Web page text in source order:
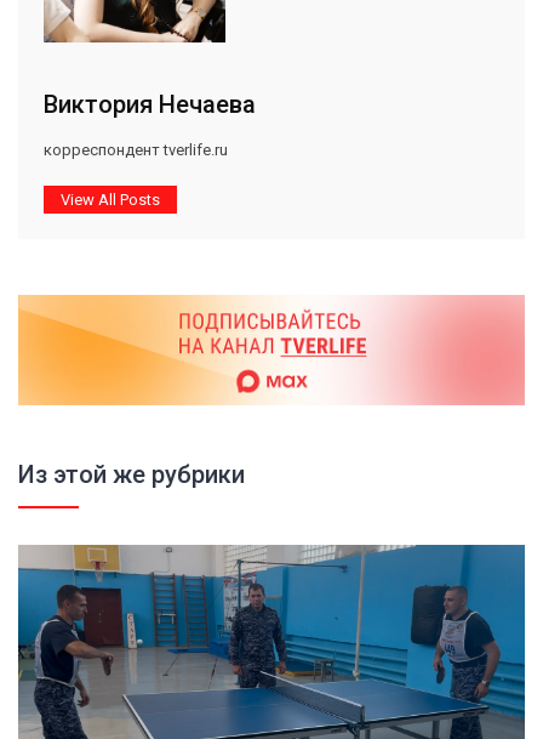
Виктория Нечаева
корреспондент tverlife.ru
View All Posts
Из этой же рубрики